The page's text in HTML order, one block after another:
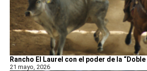
Rancho El Laurel con el poder de la “Doble
21 mayo, 2026